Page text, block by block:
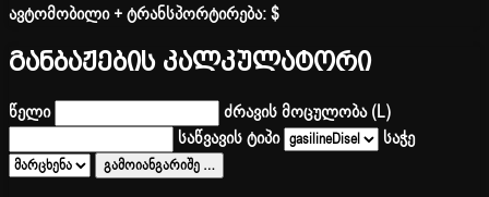
ავტომობილი + ტრანსპორტირება:$
განბაჟების კალკულატორი
წელი
ძრავის მოცულობა (L)
საწვავის ტიპი
საჭე
გამოიანგარიშე …